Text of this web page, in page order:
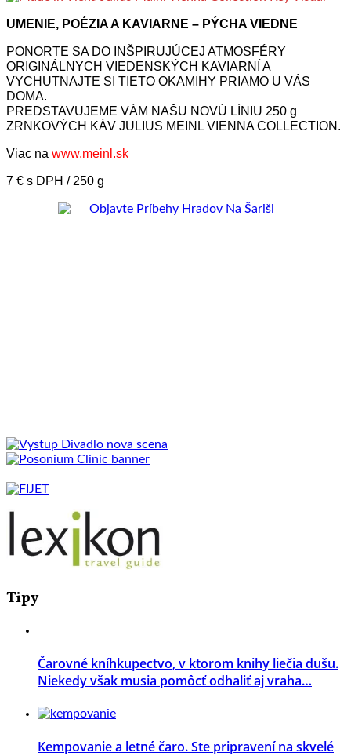
UMENIE, POÉZIA A KAVIARNE – PÝCHA VIEDNE
PONORTE SA DO INŠPIRUJÚCEJ ATMOSFÉRY
ORIGINÁLNYCH VIEDENSKÝCH KAVIARNÍ A
VYCHUTNAJTE SI TIETO OKAMIHY PRIAMO U VÁS
DOMA.
PREDSTAVUJEME VÁM NAŠU NOVÚ LÍNIU 250 g
ZRNKOVÝCH KÁV JULIUS MEINL VIENNA COLLECTION.
Viac na www.meinl.sk
7 € s DPH / 250 g
Tipy
Čarovné kníhkupectvo, v ktorom knihy liečia dušu.
Niekedy však musia pomôcť odhaliť aj vraha…
Kempovanie a letné čaro. Ste pripravení na skvelé